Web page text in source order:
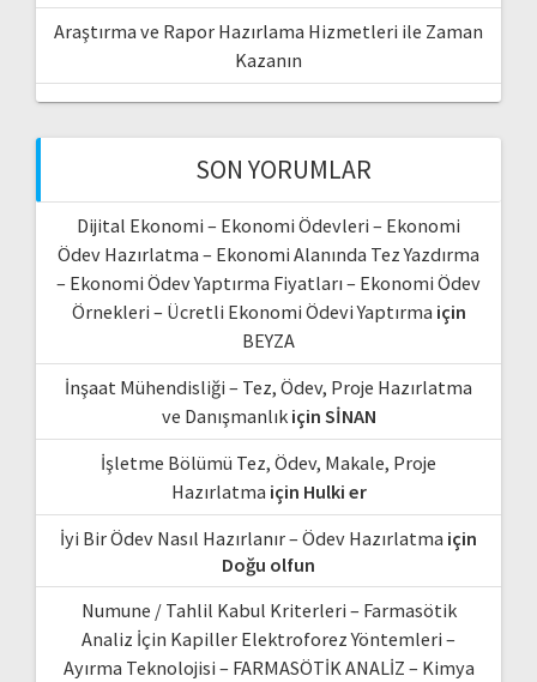
Araştırma ve Rapor Hazırlama Hizmetleri ile Zaman
Kazanın
SON YORUMLAR
Dijital Ekonomi – Ekonomi Ödevleri – Ekonomi
Ödev Hazırlatma – Ekonomi Alanında Tez Yazdırma
– Ekonomi Ödev Yaptırma Fiyatları – Ekonomi Ödev
Örnekleri – Ücretli Ekonomi Ödevi Yaptırma için
BEYZA
İnşaat Mühendisliği – Tez, Ödev, Proje Hazırlatma
ve Danışmanlıkiçin SİNAN
İşletme Bölümü Tez, Ödev, Makale, Proje
Hazırlatma için Hulki er
İyi Bir Ödev Nasıl Hazırlanır – Ödev Hazırlatma için
Doğu olfun
Numune / Tahlil Kabul Kriterleri – Farmasötik
Analiz İçin Kapiller Elektroforez Yöntemleri –
Ayırma Teknolojisi – FARMASÖTİK ANALİZ – Kimya